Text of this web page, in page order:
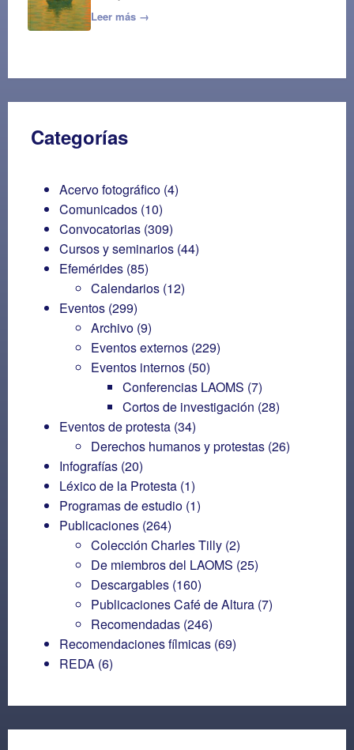
Leer más →
Categorías
Acervo fotográfico (4)
Comunicados (10)
Convocatorias (309)
Cursos y seminarios (44)
Efemérides (85)
Calendarios (12)
Eventos (299)
Archivo (9)
Eventos externos (229)
Eventos internos (50)
Conferencias LAOMS (7)
Cortos de investigación (28)
Eventos de protesta (34)
Derechos humanos y protestas (26)
Infografías (20)
Léxico de la Protesta (1)
Programas de estudio (1)
Publicaciones (264)
Colección Charles Tilly (2)
De miembros del LAOMS (25)
Descargables (160)
Publicaciones Café de Altura (7)
Recomendadas (246)
Recomendaciones fílmicas (69)
REDA (6)